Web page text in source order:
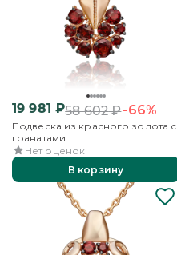
19 981 ₽58 602₽-66%
Подвеска из красного золота с
гранатами
Нет оценок
В корзину